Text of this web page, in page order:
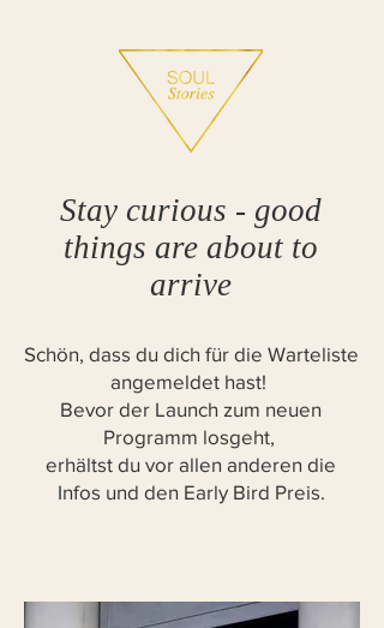
Stay curious - good
things are about to
arrive
Schön, dass du dich für die Warteliste
angemeldet hast!
Bevor der Launch zum neuen
Programm losgeht,
erhältst du vor allen anderen die
Infos und den Early Bird Preis.